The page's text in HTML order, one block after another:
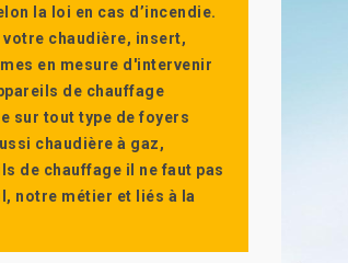
la loi en cas d’incendie.
chaudière, insert,
en mesure d'intervenir
de chauffage
sur tout type de foyers
chaudière à gaz,
de chauffage il ne faut pas
notre métier et liés à la